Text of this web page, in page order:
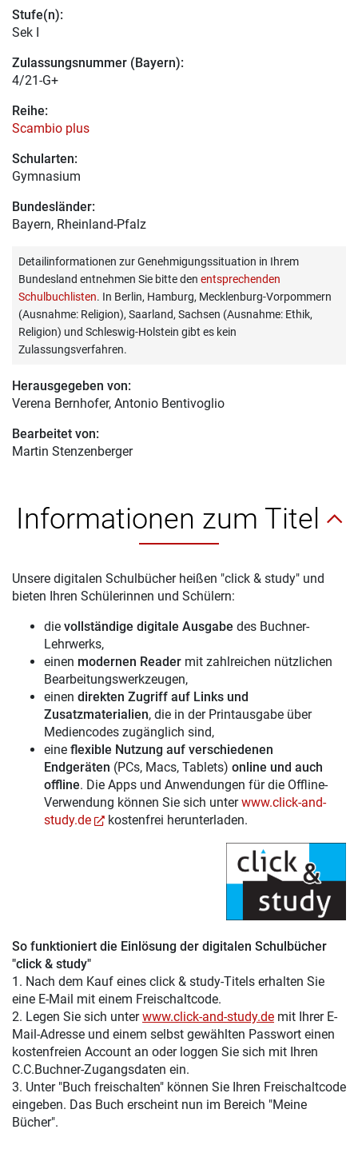
Stufe(n):
Sek I
Zulassungsnummer (Bayern):
4/21-G+
Reihe:
Scambio plus
Schularten:
Gymnasium
Bundesländer:
Bayern, Rheinland-Pfalz
Detailinformationen zur Genehmigungssituation in Ihrem
Bundesland entnehmen Sie bitte den entsprechenden
Schulbuchlisten. In Berlin, Hamburg, Mecklenburg-Vorpommern
(Ausnahme: Religion), Saarland, Sachsen (Ausnahme: Ethik,
Religion) und Schleswig-Holstein gibt es kein
Zulassungsverfahren.
Herausgegeben von:
Verena Bernhofer, Antonio Bentivoglio
Bearbeitet von:
Martin Stenzenberger
Informationen zum Titel
Unsere digitalen Schulbücher heißen "click & study" und
bieten Ihren Schülerinnen und Schülern:
die vollständige digitale Ausgabe des Buchner-
Lehrwerks,
einen modernen Reader mit zahlreichen nützlichen
Bearbeitungswerkzeugen,
einen direkten Zugriff auf Links und
Zusatzmaterialien, die in der Printausgabe über
Mediencodes zugänglich sind,
eine flexible Nutzung auf verschiedenen
Endgeräten (PCs, Macs, Tablets) online und auch
offline. Die Apps und Anwendungen für die Offline-
Verwendung können Sie sich unterwww.click-and-
study.de
kostenfrei herunterladen.
So funktioniert die Einlösung der digitalen Schulbücher
"click & study"
1. Nach dem Kauf eines click & study-Titels erhalten Sie
eine E-Mail mit einem Freischaltcode.
2. Legen Sie sich unterwww.click-and-study.de mit Ihrer E-
Mail-Adresse und einem selbst gewählten Passwort einen
kostenfreien Account an oder loggen Sie sich mit Ihren
C.C.Buchner-Zugangsdaten ein.
3. Unter "Buch freischalten" können Sie Ihren Freischaltcode
eingeben. Das Buch erscheint nun im Bereich "Meine
Bücher".